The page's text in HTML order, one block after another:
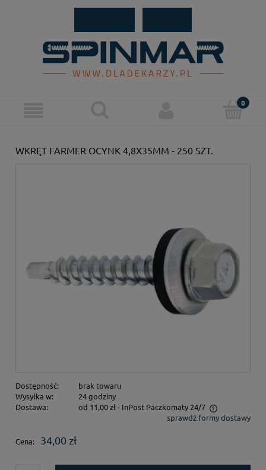
WKRĘT FARMER OCYNK 4,8X35MM - 250 SZT.
Dostępność:
brak towaru
Wysyłka w:
24 godziny
Dostawa:
od 11,00 zł - InPost Paczkomaty 24/7
Cena nie zawiera ewentualnych kosztów płatnościsprawdź formy dostawy
Cena: 34,00 zł